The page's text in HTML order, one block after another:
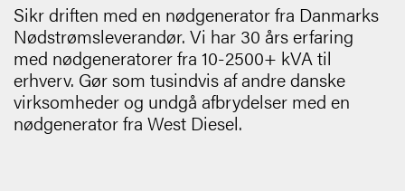
Sikr driften med en nødgenerator fra Danmarks
Nødstrømsleverandør. Vi har 30 års erfaring
med nødgeneratorer fra 10-2500+ kVA til
erhverv. Gør som tusindvis af andre danske
virksomheder og undgå afbrydelser med en
nødgenerator fra West Diesel.